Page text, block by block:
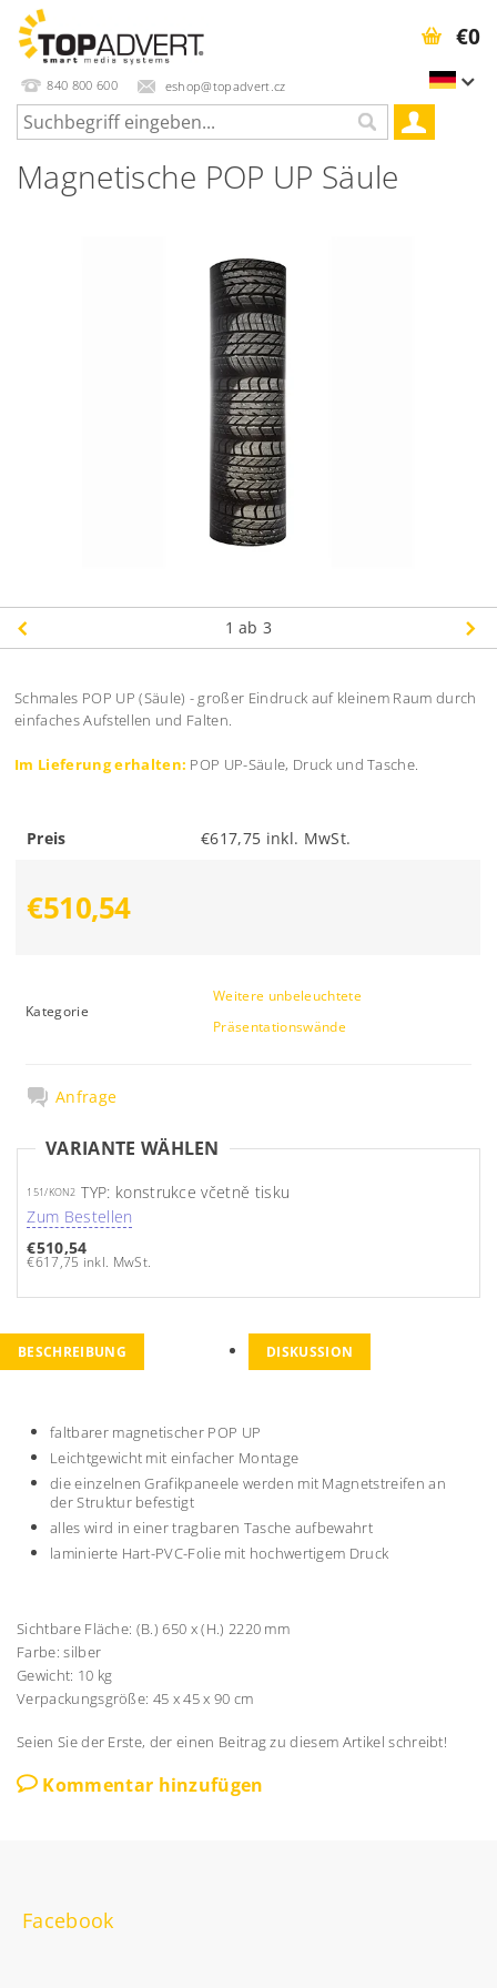
840 800 600 eshop@topadvert.cz
€0
Magnetische POP UP Säule
1 ab 3
Schmales POP UP (Säule) - großer Eindruck auf kleinem Raum durch
einfaches Aufstellen und Falten.
Im Lieferung erhalten: POP UP-Säule, Druck und Tasche.
Preis €617,75 inkl. MwSt.
€510,54
Kategorie
Weitere unbeleuchtete
Präsentationswände
Anfrage
VARIANTE WÄHLEN
151/KON2 TYP: konstrukce včetně tisku
Zum Bestellen
€510,54
€617,75 inkl. MwSt.
BESCHREIBUNG DISKUSSION
faltbarer magnetischer POP UP
Leichtgewicht mit einfacher Montage
die einzelnen Grafikpaneele werden mit Magnetstreifen an
der Struktur befestigt
alles wird in einer tragbaren Tasche aufbewahrt
laminierte Hart-PVC-Folie mit hochwertigem Druck
Sichtbare Fläche: (B.) 650 x (H.) 2220 mm
Farbe: silber
Gewicht: 10 kg
Verpackungsgröße: 45 x 45 x 90 cm
Seien Sie der Erste, der einen Beitrag zu diesem Artikel schreibt!
Kommentar hinzufügen
Facebook